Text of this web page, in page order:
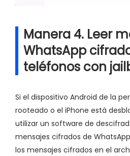
Manera 4. Leer
WhatsApp
teléfonos con
Si el dispositivo Android de la
rooteado o el iPhone está
utilizar un software de
mensajes cifrados de
los mensajes cifrados en el